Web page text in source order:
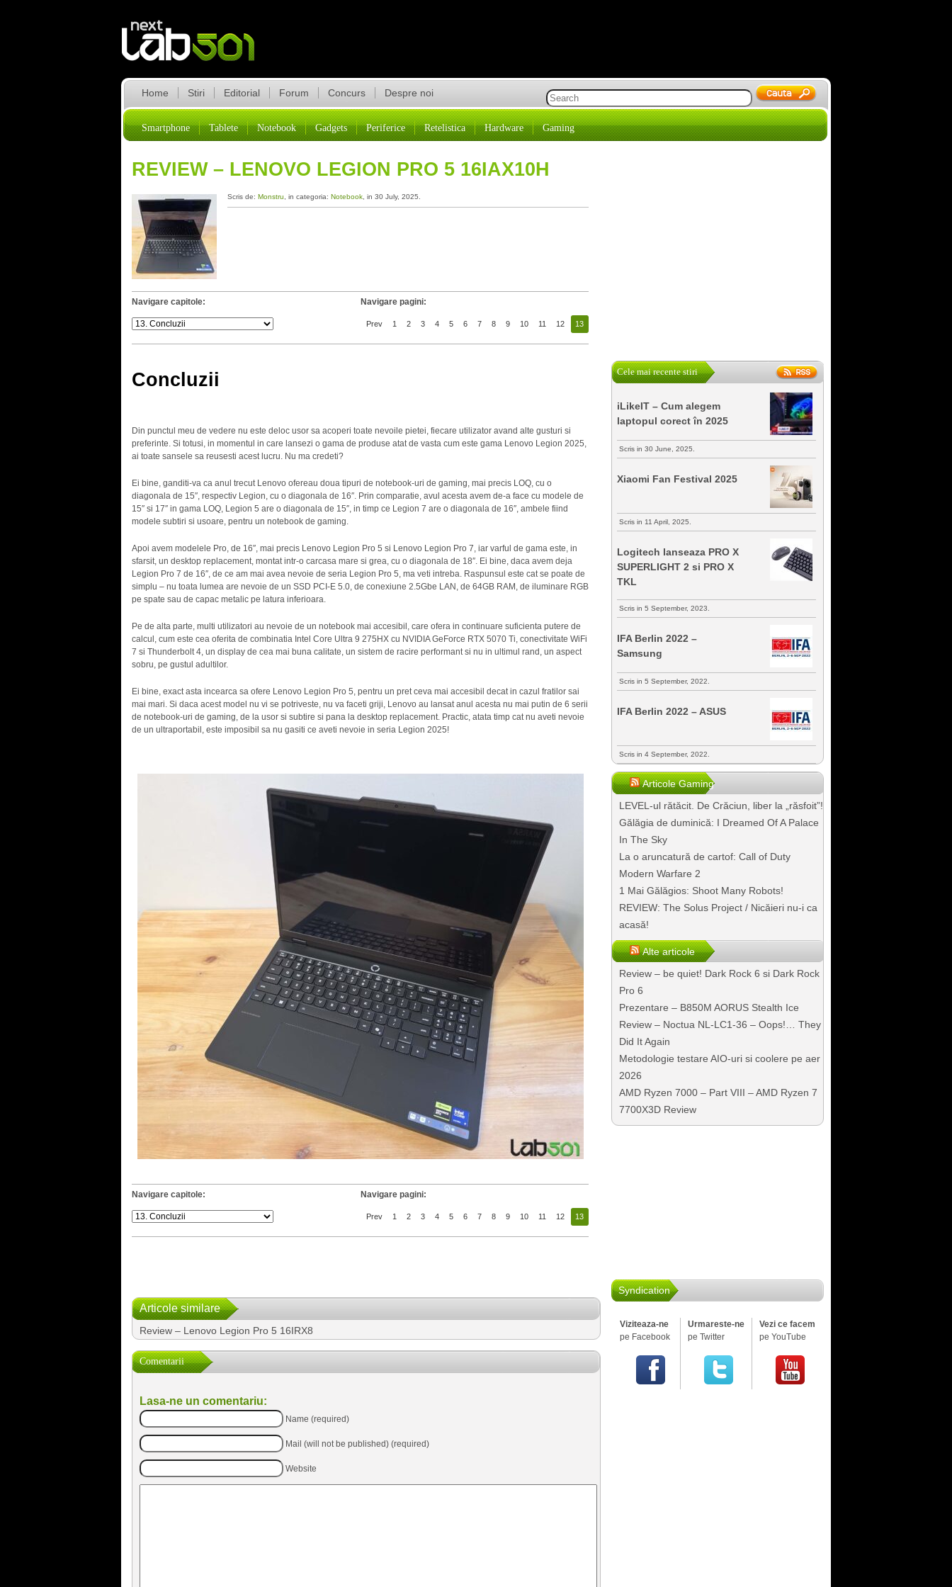
Home Stiri Editorial Forum Concurs Despre noi
Smartphone Tablete Notebook Gadgets Periferice Retelistica Hardware Gaming
REVIEW – LENOVO LEGION PRO 5 16IAX10H
Scris de: Monstru , in categoria: Notebook , in 30 July, 2025.
Navigare capitole: Navigare pagini:
Prev 1 2 3 4 5 6 7 8 9 10 11 12 13
Concluzii
Din punctul meu de vedere nu este deloc usor sa acoperi toate nevoile pietei, fiecare utilizator avand alte gusturi si
preferinte. Si totusi, in momentul in care lansezi o gama de produse atat de vasta cum este gama Lenovo Legion 2025,
ai toate sansele sa reusesti acest lucru. Nu ma credeti?
Ei bine, ganditi-va ca anul trecut Lenovo ofereau doua tipuri de notebook-uri de gaming, mai precis LOQ, cu o
diagonala de 15″, respectiv Legion, cu o diagonala de 16″. Prin comparatie, avul acesta avem de-a face cu modele de
15″ si 17″ in gama LOQ, Legion 5 are o diagonala de 15″, in timp ce Legion 7 are o diagonala de 16″, ambele fiind
modele subtiri si usoare, pentru un notebook de gaming.
Apoi avem modelele Pro, de 16″, mai precis Lenovo Legion Pro 5 si Lenovo Legion Pro 7, iar varful de gama este, in
sfarsit, un desktop replacement, montat intr-o carcasa mare si grea, cu o diagonala de 18″. Ei bine, daca avem deja
Legion Pro 7 de 16″, de ce am mai avea nevoie de seria Legion Pro 5, ma veti intreba. Raspunsul este cat se poate de
simplu – nu toata lumea are nevoie de un SSD PCI-E 5.0, de conexiune 2.5Gbe LAN, de 64GB RAM, de iluminare RGB
pe spate sau de capac metalic pe latura inferioara.
Pe de alta parte, multi utilizatori au nevoie de un notebook mai accesibil, care ofera in continuare suficienta putere de
calcul, cum este cea oferita de combinatia Intel Core Ultra 9 275HX cu NVIDIA GeForce RTX 5070 Ti, conectivitate WiFi
7 si Thunderbolt 4, un display de cea mai buna calitate, un sistem de racire performant si nu in ultimul rand, un aspect
sobru, pe gustul adultilor.
Ei bine, exact asta incearca sa ofere Lenovo Legion Pro 5, pentru un pret ceva mai accesibil decat in cazul fratilor sai
mai mari. Si daca acest model nu vi se potriveste, nu va faceti griji, Lenovo au lansat anul acesta nu mai putin de 6 serii
de notebook-uri de gaming, de la usor si subtire si pana la desktop replacement. Practic, atata timp cat nu aveti nevoie
de un ultraportabil, este imposibil sa nu gasiti ce aveti nevoie in seria Legion 2025!
Navigare capitole: Navigare pagini:
Prev 1 2 3 4 5 6 7 8 9 10 11 12 13
Articole similare
Review – Lenovo Legion Pro 5 16IRX8
Comentarii
Lasa-ne un comentariu:
Name (required)
Mail (will not be published) (required)
Website
Cele mai recente stiri
iLikeIT – Cum alegem
laptopul corect în 2025
Scris in 30 June, 2025.
Xiaomi Fan Festival 2025
Scris in 11 April, 2025.
Logitech lanseaza PRO X
SUPERLIGHT 2 si PRO X
TKL
Scris in 5 September, 2023.
IFA Berlin 2022 –
Samsung
Scris in 5 September, 2022.
IFA Berlin 2022 – ASUS
Scris in 4 September, 2022.
Articole Gaming
LEVEL-ul rătăcit. De Crăciun, liber la „răsfoit”!
Gălăgia de duminică: I Dreamed Of A Palace
In The Sky
La o aruncatură de cartof: Call of Duty
Modern Warfare 2
1 Mai Gălăgios: Shoot Many Robots!
REVIEW: The Solus Project / Nicăieri nu-i ca
acasă!
Alte articole
Review – be quiet! Dark Rock 6 si Dark Rock
Pro 6
Prezentare – B850M AORUS Stealth Ice
Review – Noctua NL-LC1-36 – Oops!… They
Did It Again
Metodologie testare AIO-uri si coolere pe aer
2026
AMD Ryzen 7000 – Part VIII – AMD Ryzen 7
7700X3D Review
Syndication
Viziteaza-ne
pe Facebook
Urmareste-ne
pe Twitter
Vezi ce facem
pe YouTube